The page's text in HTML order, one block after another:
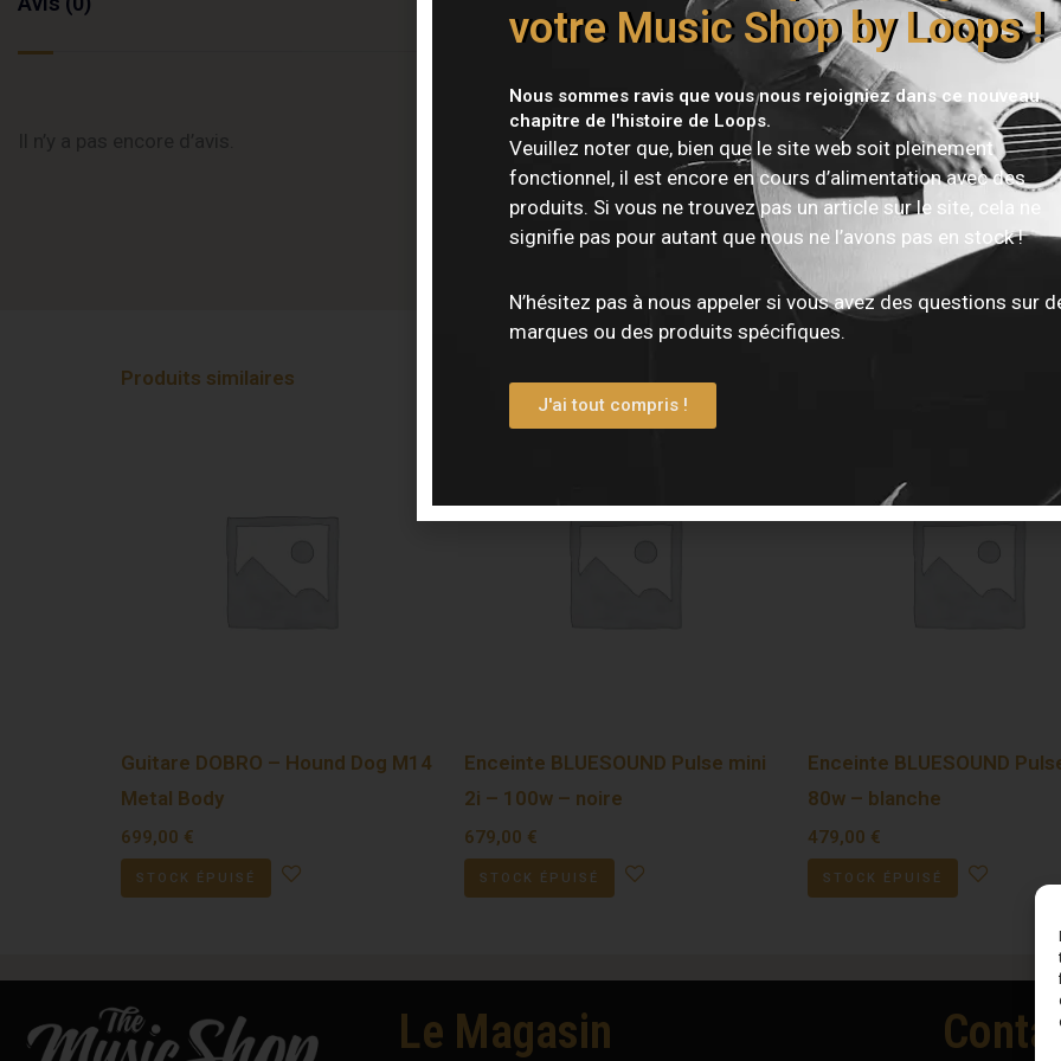
Vous devez êtreconnectépour publier un avis.
Produits similaires
Guitare DOBRO – Hound Dog M14
Metal Body
699,00 €
STOCK ÉPUISÉ
Enceinte BLUESOUND Pulse mini
2i – 100w – noire
679,00 €
STOCK ÉPUISÉ
Enceinte BLUESOUND
80w – blanche
479,00 €
STOCK ÉPUISÉ
Le Magasin
votre Music Shop by Loops !
Nous sommes ravis que vous nous rejoigniez dans ce nouveau
chapitre de l'histoire de Loops.
Veuillez noter que, bien que le site web soit pleinement
fonctionnel, il est encore en cours d’alimentation avec des
produits. Si vous ne trouvez pas un article sur le site, cela ne
signifie pas pour autant que nous ne l’avons pas en stock !
N’hésitez pas à nous appeler si vous avez des questions sur
marques ou des produits spécifiques.
J'ai tout compris !